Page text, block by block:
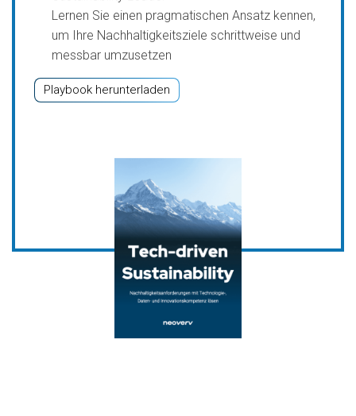
Lernen Sie einen pragmatischen Ansatz kennen,
um Ihre Nachhaltigkeitsziele schrittweise und
messbar umzusetzen
Playbook herunterladen